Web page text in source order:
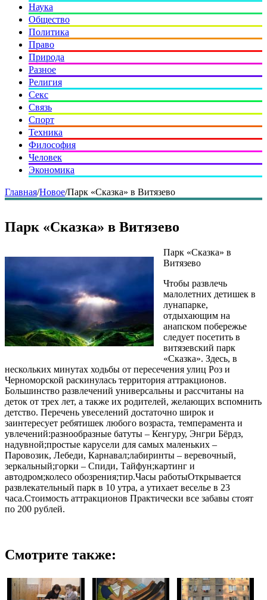
Наука
Общество
Политика
Право
Природа
Разное
Религия
Секс
Связь
Спорт
Техника
Философия
Человек
Экономика
Главная/Новое/Парк «Сказка» в Витязево
Парк «Сказка» в Витязево
Парк «Сказка» в
Витязево
Чтобы развлечь
малолетних детишек в
лунапарке,
отдыхающим на
анапском побережье
следует посетить в
витязевский парк
«Сказка». Здесь, в
нескольких минутах ходьбы от пересечения улиц Роз и
Черноморской раскинулась территория аттракционов.
Большинство развлечений универсальны и рассчитаны на
деток от трех лет, а также их родителей, желающих вспомнить
детство. Перечень увеселений достаточно широк и
заинтересует ребятишек любого возраста, темперамента и
увлечений:разнообразные батуты – Кенгуру, Энгри Бёрдз,
надувной;простые карусели для самых маленьких –
Паровозик, Лебеди, Карнавал;лабиринты – веревочный,
зеркальный;горки – Спиди, Тайфун;картинг и
автодром;колесо обозрения;тир.Часы работыОткрывается
развлекательный парк в 10 утра, а утихает веселье в 23
часа.Стоимость аттракционов Практически все забавы стоят
по 200 рублей.
Смотрите также: